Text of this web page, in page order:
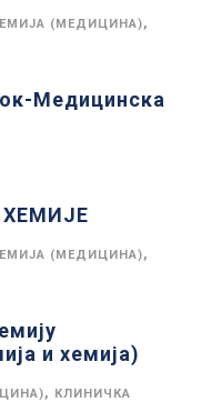
(МЕДИЦИНА),
Медицинска
ХЕМИЈЕ
(МЕДИЦИНА),
и хемија)
, КЛИНИЧКА